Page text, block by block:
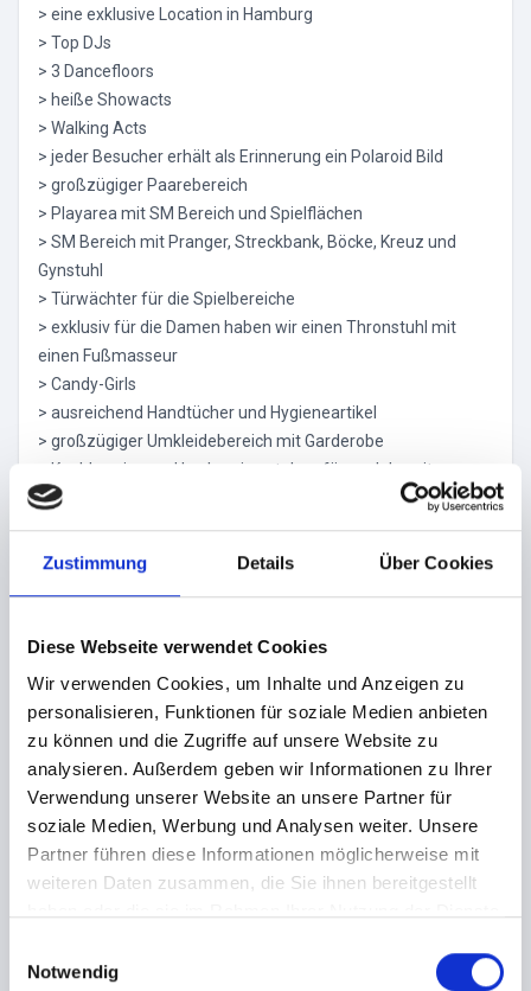
Zustimmung Details Über Cookies
Diese Webseite verwendet Cookies
Wir verwenden Cookies, um Inhalte und Anzeigen zu
personalisieren, Funktionen für soziale Medien anbieten
zu können und die Zugriffe auf unsere Website zu
analysieren. Außerdem geben wir Informationen zu Ihrer
Verwendung unserer Website an unsere Partner für
soziale Medien, Werbung und Analysen weiter. Unsere
Partner führen diese Informationen möglicherweise mit
weiteren Daten zusammen, die Sie ihnen bereitgestellt
Notwendig
> eine exklusive Location in Hamburg
> Top DJs
> 3 Dancefloors
> heiße Showacts
> Walking Acts
> jeder Besucher erhält als Erinnerung ein Polaroid Bild
> großzügiger Paarebereich
> Playarea mit SM Bereich und Spielflächen
> SM Bereich mit Pranger, Streckbank, Böcke, Kreuz und
Gynstuhl
> Türwächter für die Spielbereiche
> exklusiv für die Damen haben wir einen Thronstuhl mit
einen Fußmasseur
> Candy-Girls
> ausreichend Handtücher und Hygieneartikel
> großzügiger Umkleidebereich mit Garderobe
> Knabbereien und Leckereien stehen für euch bereit
> gut bestückte Bars ohne lange Wartezeit auf eure
Getränke
> ausschließlich Markengetränke
Latex und Leder Liebhaber, Uniform Träger, Gummi
Fetischisten, Pet Player, Gothics, Cross-Dresser,
Transvestiten, Smoking Besitzer, Steam Punks, Mittelalter
Liebhaber, Manga Mädchen, Highlander, CyberGoths,
Wikinger, Feen, Elfen, Korsett Trägerinnen, Burlesque Damen,
Dominas, nackte Sklaven und Sklavinnen, Frack Träger,
Vampire, Teufel, Rokoko Kostüm Trägerinnen, Lack Träger,
Drag Queens, Barock Liebhaber, Fantasie Spieler
ERLAUBTE AUSNAHME: Smoking, Schwarzer edler Anzug
mit Hemd, Weste und Krawatte oder Fliege!
NICHT ERLAUBT: